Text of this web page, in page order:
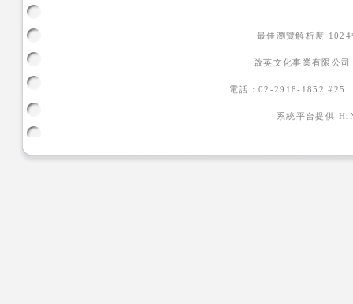
最佳瀏覽解析度
啟英文化事業有限公
電話：02-2918-1852
系統平台提供